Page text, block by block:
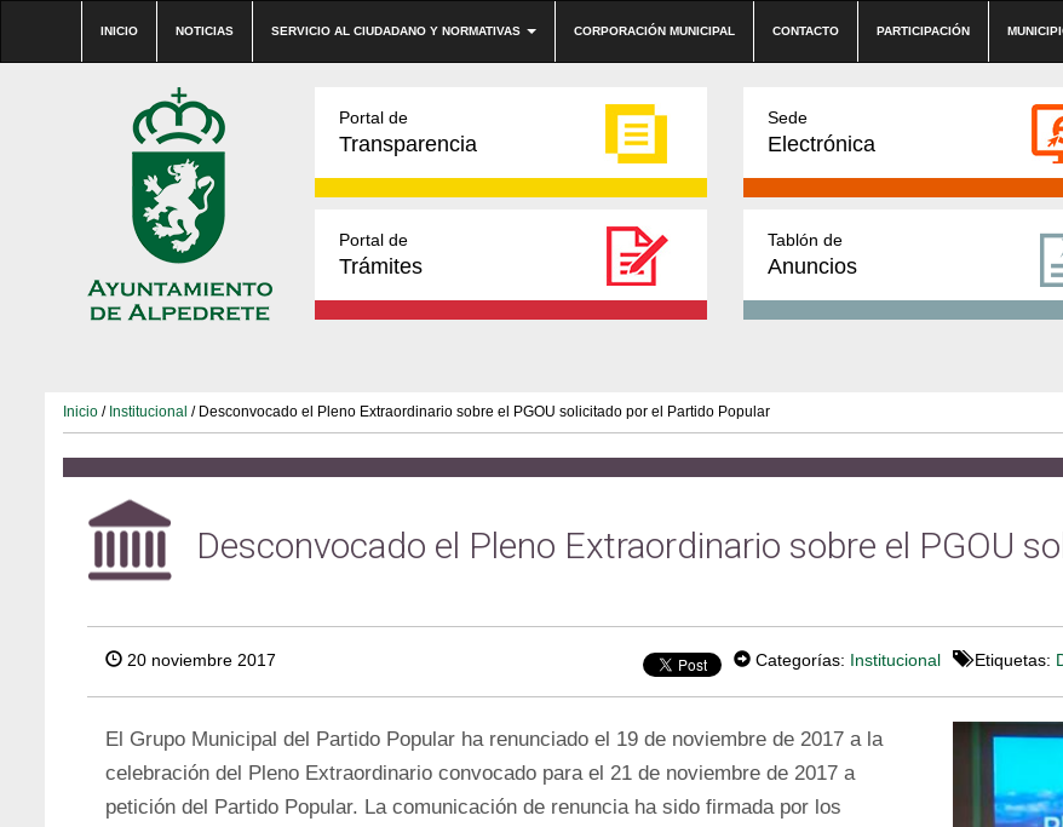
INICIO NOTICIAS SERVICIO AL CIUDADANO Y NORMATIVAS CORPORACIÓN MUNICIPAL CONTACTO PARTICIPACIÓN
Portal de
Transparencia
Sede
Electrónica
Portal de
Trámites
Tablón de
Anuncios
Inicio / Institucional / Desconvocado el Pleno Extraordinario sobre el PGOU solicitado por el Partido Popular
Desconvocado el Pleno Extraordinario sobre el PGOU
20 noviembre 2017 Categorías: Institucional Etiquetas:
El Grupo Municipal del Partido Popular ha renunciado el 19 de noviembre de 2017 a la
celebración del Pleno Extraordinario convocado para el 21 de noviembre de 2017 a
petición del Partido Popular. La comunicación de renuncia ha sido firmada por los